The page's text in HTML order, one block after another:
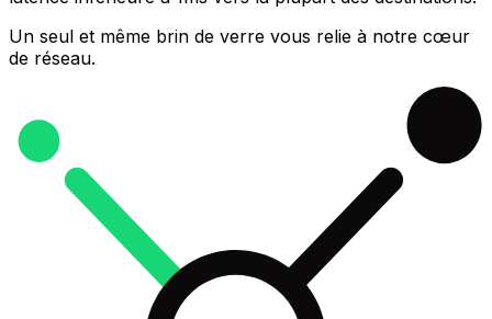
Un seul et même brin de verre vous relie à notre cœur
de réseau.